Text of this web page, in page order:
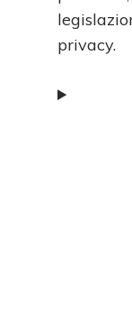
privacy.